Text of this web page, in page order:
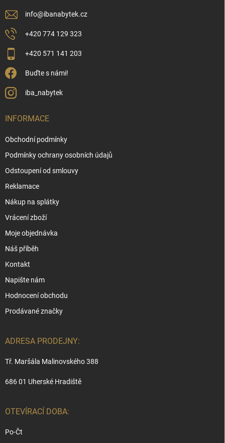
info@ibanabytek.cz
+420 774 129 323
+420 571 141 203
Buďte s námi!
iba_nabytek
INFORMACE
Obchodní podmínky
Podmínky ochrany osobních údajů
Odstoupení od smlouvy
Reklamace
Nákup na splátky
Vrácení zboží
Moje objednávka
Náš příběh
Kontakt
Napište nám
Hodnocení obchodu
Prodávané značky
ADRESA PRODEJNY:
Tř. Maršála Malinovského 388
686 01 Uherské Hradiště
OTEVÍRACÍ DOBA:
Po-Čt